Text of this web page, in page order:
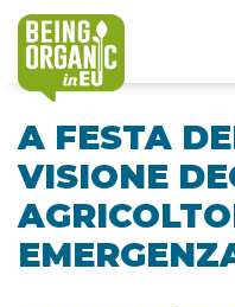
A FESTA
VISIONE